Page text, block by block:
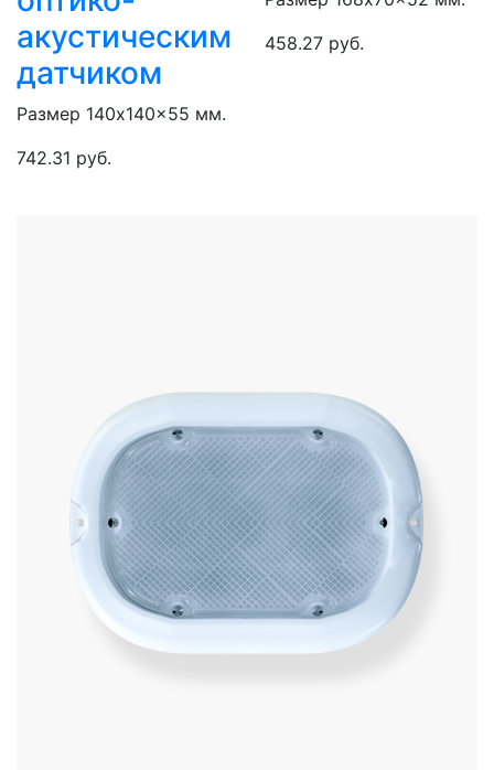
акустическим
датчиком
Размер 140x140x55 мм.
742.31 руб.
458.27 руб.